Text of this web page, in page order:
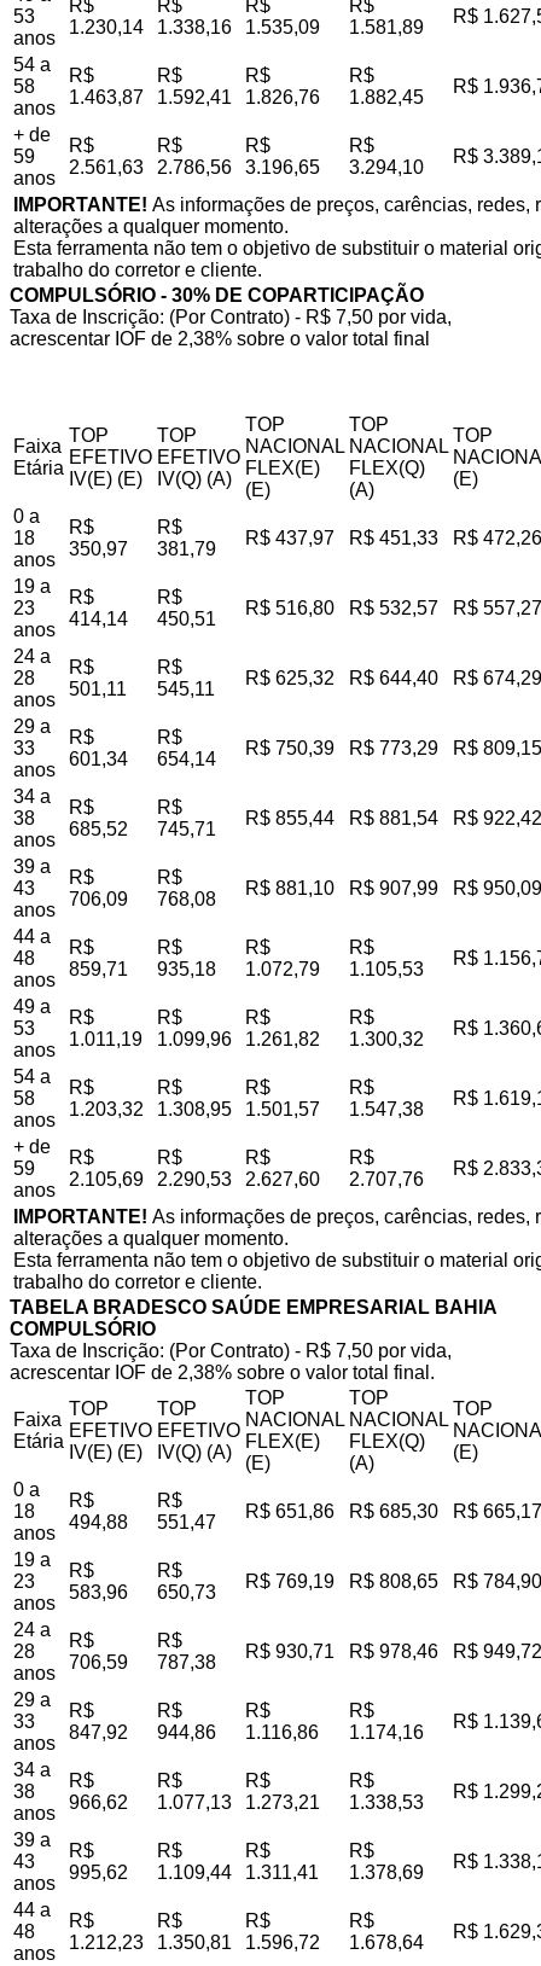
53
anos
R$
1.230,14
R$
1.338,16
R$
1.535,09
R$
1.581,89
R$
54 a
58
anos
R$
1.463,87
R$
1.592,41
R$
1.826,76
R$
1.882,45
R$
+ de
59
anos
R$
2.561,63
R$
2.786,56
R$
3.196,65
R$
3.294,10
R$
IMPORTANTE! As informações de preços, carências,
alterações a qualquer momento.
Esta ferramenta não tem o objetivo de substituir o material
trabalho do corretor e cliente.
COMPULSÓRIO - 30% DE COPARTICIPAÇÃO
Taxa de Inscrição: (Por Contrato) - R$ 7,50 por vida,
acrescentar IOF de 2,38% sobre o valor total final
Faixa
Etária
TOP
EFETIVO
IV(E) (E)
TOP
EFETIVO
IV(Q) (A)
TOP
NACIONAL
FLEX(E)
(E)
TOP
NACIONAL
FLEX(Q)
(A)
TOP
(E)
0 a
18
anos
R$
350,97
R$
381,79
R$ 437,97 R$ 451,33 R$ 472,26
19 a
23
anos
R$
414,14
R$
450,51
R$ 516,80 R$ 532,57 R$ 557,27
24 a
28
anos
R$
501,11
R$
545,11
R$ 625,32 R$ 644,40 R$ 674,29
29 a
33
anos
R$
601,34
R$
654,14
R$ 750,39 R$ 773,29 R$ 809,15
34 a
38
anos
R$
685,52
R$
745,71
R$ 855,44 R$ 881,54 R$ 922,42
39 a
43
anos
R$
706,09
R$
768,08
R$ 881,10 R$ 907,99 R$ 950,09
44 a
48
anos
R$
859,71
R$
935,18
R$
1.072,79
R$
1.105,53
R$
49 a
53
anos
R$
1.011,19
R$
1.099,96
R$
1.261,82
R$
1.300,32
R$
54 a
58
anos
R$
1.203,32
R$
1.308,95
R$
1.501,57
R$
1.547,38
R$
+ de
59
anos
R$
2.105,69
R$
2.290,53
R$
2.627,60
R$
2.707,76
R$
IMPORTANTE! As informações de preços, carências,
alterações a qualquer momento.
Esta ferramenta não tem o objetivo de substituir o material
trabalho do corretor e cliente.
TABELA BRADESCO SAÚDE EMPRESARIAL BAHIA
COMPULSÓRIO
Taxa de Inscrição: (Por Contrato) - R$ 7,50 por vida,
acrescentar IOF de 2,38% sobre o valor total final.
Faixa
Etária
TOP
EFETIVO
IV(E) (E)
TOP
EFETIVO
IV(Q) (A)
TOP
NACIONAL
FLEX(E)
(E)
TOP
NACIONAL
FLEX(Q)
(A)
TOP
(E)
0 a
18
anos
R$
494,88
R$
551,47
R$ 651,86 R$ 685,30 R$ 665,17
19 a
23
anos
R$
583,96
R$
650,73
R$ 769,19 R$ 808,65 R$ 784,90
24 a
28
anos
R$
706,59
R$
787,38
R$ 930,71 R$ 978,46 R$ 949,72
29 a
33
anos
R$
847,92
R$
944,86
R$
1.116,86
R$
1.174,16
R$
34 a
38
anos
R$
966,62
R$
1.077,13
R$
1.273,21
R$
1.338,53
R$
39 a
43
anos
R$
995,62
R$
1.109,44
R$
1.311,41
R$
1.378,69
R$
44 a
48
anos
R$
1.212,23
R$
1.350,81
R$
1.596,72
R$
1.678,64
R$